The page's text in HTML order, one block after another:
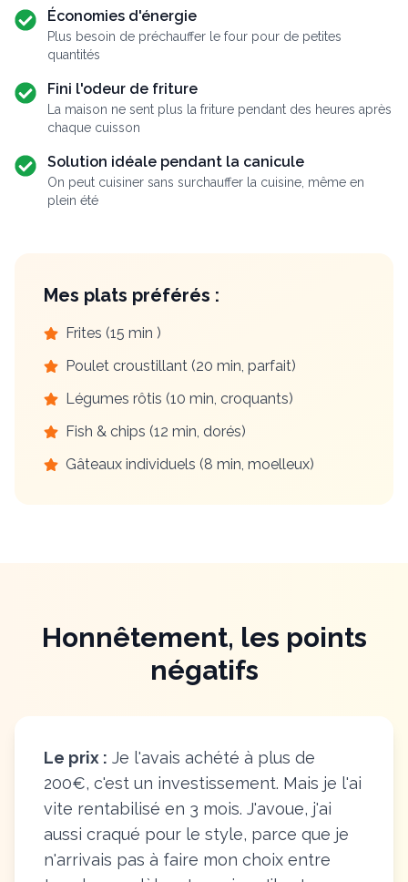
Économies d'énergie
Plus besoin de préchauffer le four pour de petites
quantités
Fini l'odeur de friture
La maison ne sent plus la friture pendant des heures après
chaque cuisson
Solution idéale pendant la canicule
On peut cuisiner sans surchauffer la cuisine, même en
plein été
Mes plats préférés :
Frites (15 min )
Poulet croustillant (20 min, parfait)
Légumes rôtis (10 min, croquants)
Fish & chips (12 min, dorés)
Gâteaux individuels (8 min, moelleux)
Honnêtement, les points
négatifs
Le prix : Je l'avais achété à plus de
200€, c'est un investissement. Mais je l'ai
vite rentabilisé en 3 mois. J'avoue, j'ai
aussi craqué pour le style, parce que je
n'arrivais pas à faire mon choix entre